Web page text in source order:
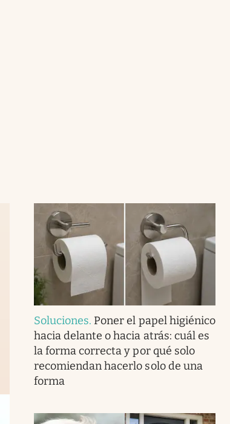
Soluciones. Poner el papel higiénico
hacia delante o hacia atrás: cuál es
la forma correcta y por qué solo
recomiendan hacerlo solo de una
forma